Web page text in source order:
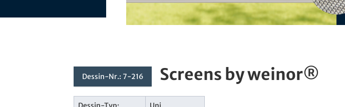
Dessin-Nr.: 7-216 Screens by weinor®